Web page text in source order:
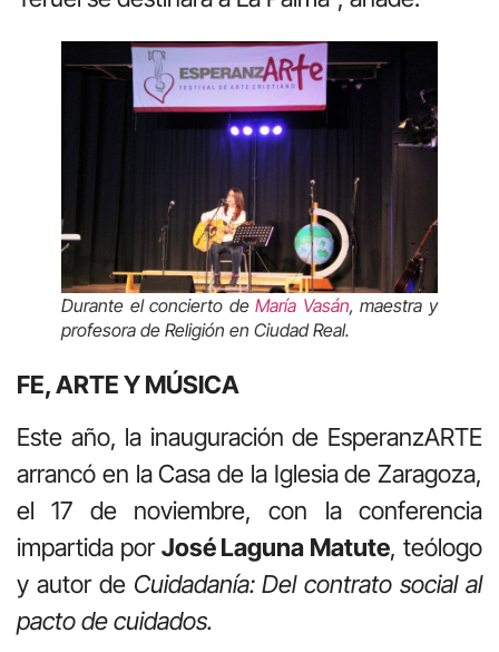
Durante el concierto deMaría Vasán, maestra y
profesora de Religión en Ciudad Real.
FE, ARTE Y MÚSICA
Este año, la inauguración de EsperanzARTE
arrancó en la Casa de la Iglesia de Zaragoza,
el 17 de noviembre, con la conferencia
impartida porJosé Laguna Matute, teólogo
y autor de Cuidadanía: Del contrato social al
pacto de cuidados.